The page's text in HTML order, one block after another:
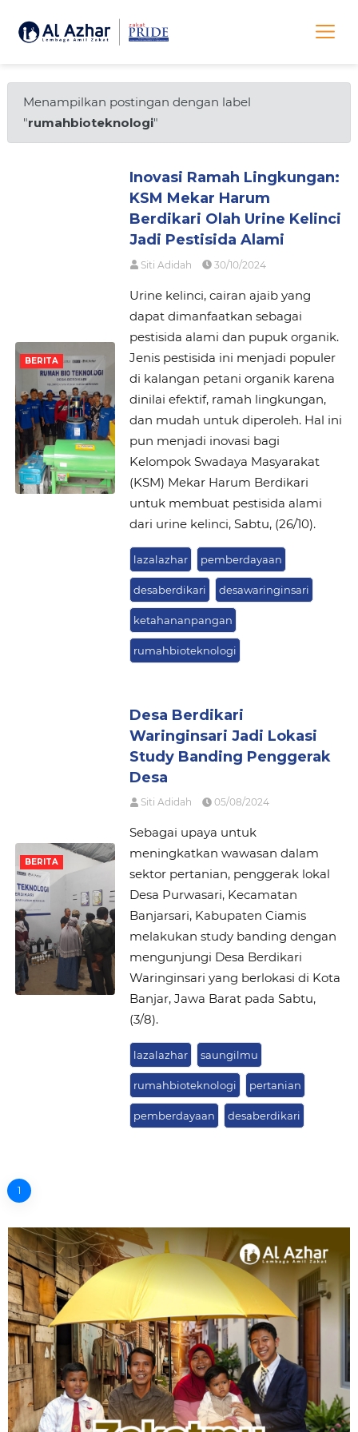
Menampilkan postingan dengan label
"rumahbioteknologi"
BERITA
Inovasi Ramah Lingkungan:
KSM Mekar Harum
Berdikari Olah Urine Kelinci
Jadi Pestisida Alami
Siti Adidah 30/10/2024
Urine kelinci, cairan ajaib yang
dapat dimanfaatkan sebagai
pestisida alami dan pupuk organik.
Jenis pestisida ini menjadi populer
di kalangan petani organik karena
dinilai efektif, ramah lingkungan,
dan mudah untuk diperoleh. Hal ini
pun menjadi inovasi bagi
Kelompok Swadaya Masyarakat
(KSM) Mekar Harum Berdikari
untuk membuat pestisida alami
dari urine kelinci, Sabtu, (26/10).
lazalazhar pemberdayaan
desaberdikari desawaringinsari
ketahananpangan
rumahbioteknologi
BERITA
Desa Berdikari
Waringinsari Jadi Lokasi
Study Banding Penggerak
Desa
Siti Adidah 05/08/2024
Sebagai upaya untuk
meningkatkan wawasan dalam
sektor pertanian, penggerak lokal
Desa Purwasari, Kecamatan
Banjarsari, Kabupaten Ciamis
melakukan study banding dengan
mengunjungi Desa Berdikari
Waringinsari yang berlokasi di Kota
Banjar, Jawa Barat pada Sabtu,
(3/8).
lazalazhar saungilmu
rumahbioteknologi pertanian
pemberdayaan desaberdikari
1